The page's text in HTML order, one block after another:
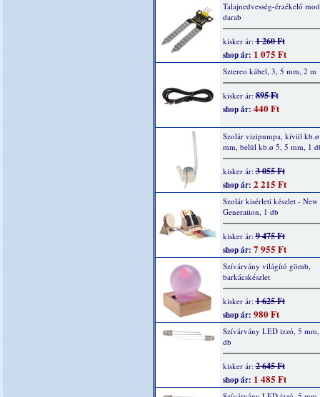
Talajnedvesség-érzékelő
darab
kisker ár:1 260 Ft
shop ár: 1 075 Ft
Sztereo kábel, 3, 5 mm, 2 m
kisker ár:895 Ft
shop ár: 440 Ft
Szolár vizipumpa, kívül
mm, belül kb.ø 5, 5 mm, 1
kisker ár:3 055 Ft
shop ár: 2 215 Ft
Szolár kisérleti készlet - New
Generation, 1 db
kisker ár:9 475 Ft
shop ár: 7 955 Ft
Szívárvány világító gömb,
barkácskészlet
kisker ár:1 625 Ft
shop ár: 980 Ft
Szívárvány LED izzó, 5 mm,
db
kisker ár:2 645 Ft
shop ár: 1 485 Ft